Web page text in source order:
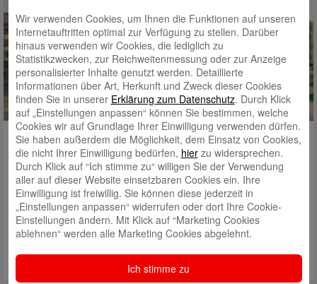
Zuhause neu gedacht
lokal ist, was wirkt. Arbeiten, wo man lebt – und leben, wo man
sich wohlfühlt. Mit Corporate Living Freiburg wird Wohnen zum
Standortvorteil. Die Kooperation von Freiburger Stadtbau und
Sparkasse bringt Arbeitgeber, Beschäftigte und Stadtentwicklung
in Einklang. Headerbild: Die FSB realisiert unterschiedliche
Neubauprojekte in…
Wir verwenden Cookies, um Ihnen die Funktionen auf unseren
Internetauftritten optimal zur Verfügung zu stellen. Darüber
hinaus verwenden wir Cookies, die lediglich zu
Statistikzwecken, zur Reichweitenmessung oder zur Anzeige
personalisierter Inhalte genutzt werden. Detaillierte
Informationen über Art, Herkunft und Zweck dieser Cookies
finden Sie in unserer Erklärung zum Datenschutz. Durch Klick
auf „Einstellungen anpassen“ können Sie bestimmen, welche
Cookies wir auf Grundlage Ihrer Einwilligung verwenden dürfen.
Sie haben außerdem die Möglichkeit, dem Einsatz von Cookies,
die nicht Ihrer Einwilligung bedürfen, hierzu widersprechen.
Durch Klick auf “Ich stimme zu“ willigen Sie der Verwendung
aller auf dieser Website einsetzbaren Cookies ein. Ihre
Einwilligung ist freiwillig. Sie können diese jederzeit in
„Einstellungen anpassen“ widerrufen oder dort Ihre Cookie-
Einstellungen ändern. Mit Klick auf “Marketing Cookies
ablehnen“ werden alle Marketing Cookies abgelehnt.
Ich stimme zu